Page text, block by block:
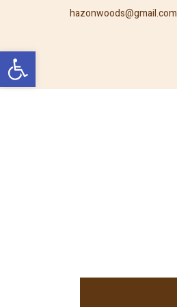
hazonwoods@gmail.com
פתח